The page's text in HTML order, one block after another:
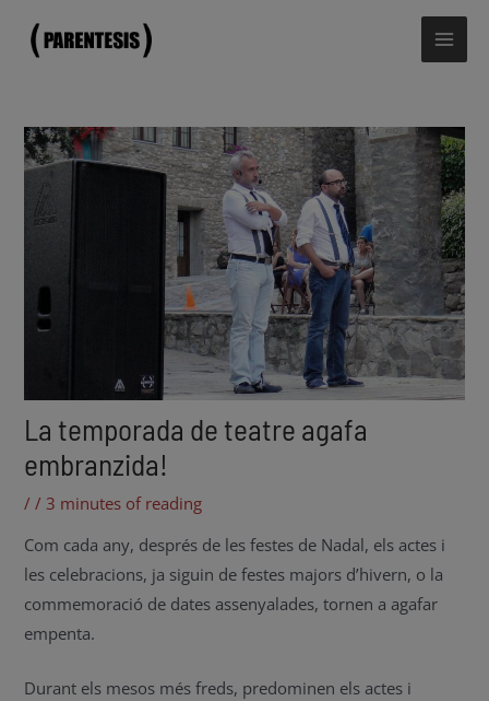
La temporada de teatre agafa
embranzida!
// 3 minutes of reading
Com cada any, després de les festes de Nadal, els actes i
les celebracions, ja siguin de festes majors d’hivern, o la
commemoració de dates assenyalades, tornen a agafar
empenta.
Durant els mesos més freds, predominen els actes i
d'entrades